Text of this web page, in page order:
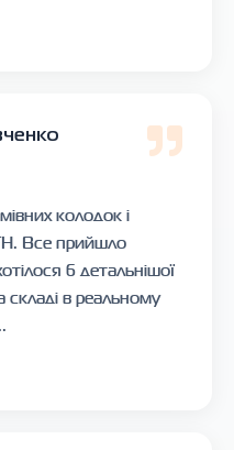
колодок і
Все прийшло
б детальнішої
складі в реальному